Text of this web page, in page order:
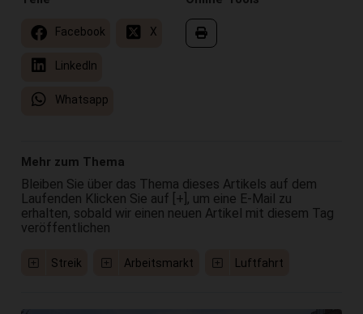
Facebook X
LinkedIn
Whatsapp
Mehr zum Thema
Bleiben Sie über das Thema dieses Artikels auf dem
Laufenden Klicken Sie auf [+], um eine E-Mail zu
erhalten, sobald wir einen neuen Artikel mit diesem Tag
veröffentlichen
Streik Arbeitsmarkt Luftfahrt